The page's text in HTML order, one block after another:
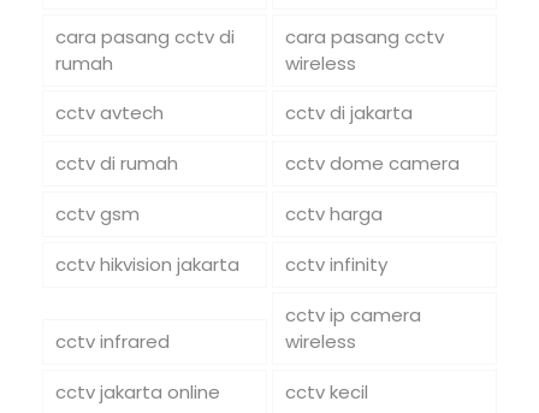
cara pasang cctv di
rumah
cara pasang cctv
wireless
cctv avtech
cctv di jakarta
cctv di rumah
cctv dome camera
cctv gsm
cctv harga
cctv hikvision jakarta
cctv infinity
cctv infrared
cctv ip camera
wireless
cctv jakarta online
cctv kecil